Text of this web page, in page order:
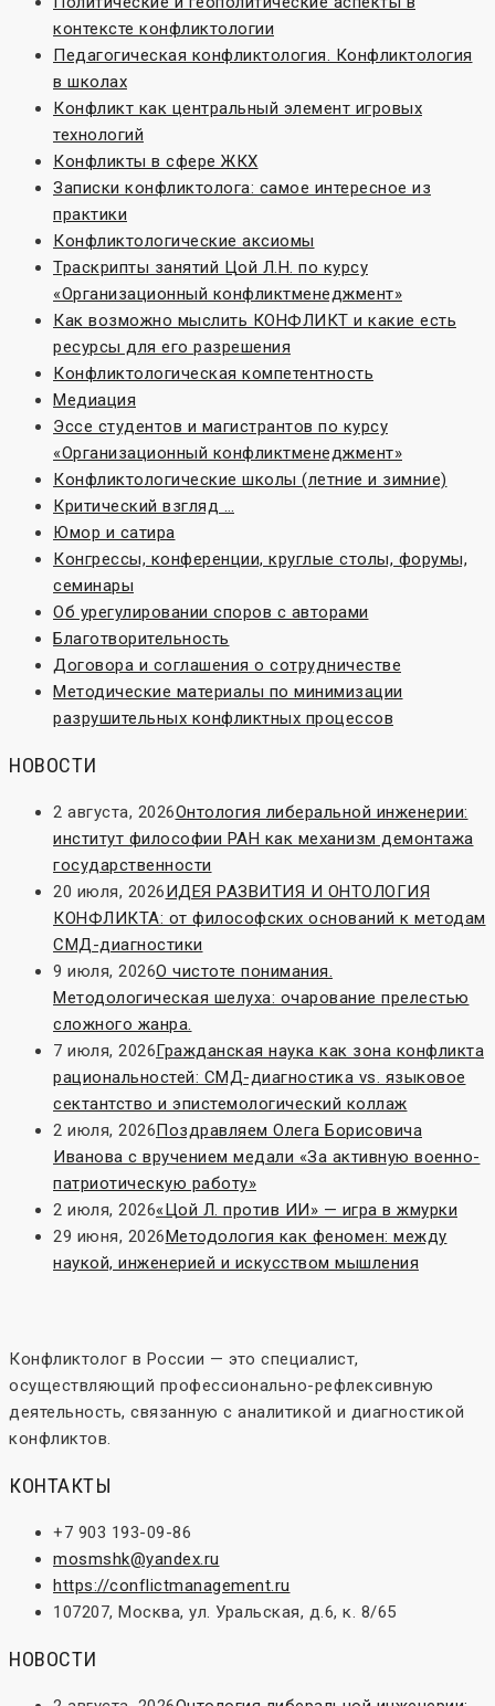
контексте конфликтологии
Педагогическая конфликтология. Конфликтология
в школах
Конфликт как центральный элемент игровых
технологий
Конфликты в сфере ЖКХ
Записки конфликтолога: самое интересное из
практики
Конфликтологические аксиомы
Траскрипты занятий Цой Л.Н. по курсу
«Организационный конфликтменеджмент»
Как возможно мыслить КОНФЛИКТ и какие есть
ресурсы для его разрешения
Конфликтологическая компетентность
Медиация
Эссе студентов и магистрантов по курсу
«Организационный конфликтменеджмент»
Конфликтологические школы (летние и зимние)
Критический взгляд …
Юмор и сатира
Конгрессы, конференции, круглые столы, форумы,
семинары
Об урегулировании споров с авторами
Благотворительность
Договора и соглашения о сотрудничестве
Методические материалы по минимизации
разрушительных конфликтных процессов
НОВОСТИ
2 августа, 2026Онтология либеральной инженерии:
институт философии РАН как механизм демонтажа
государственности
20 июля, 2026ИДЕЯ РАЗВИТИЯ И ОНТОЛОГИЯ
КОНФЛИКТА: от философских оснований к методам
СМД-диагностики
9 июля, 2026О чистоте понимания.
Методологическая шелуха: очарование прелестью
сложного жанра.
7 июля, 2026Гражданская наука как зона конфликта
рациональностей: СМД-диагностика vs. языковое
сектантство и эпистемологический коллаж
2 июля, 2026Поздравляем Олега Борисовича
Иванова с вручением медали «За активную военно-
патриотическую работу»
2 июля, 2026«Цой Л. против ИИ» — игра в жмурки
29 июня, 2026Методология как феномен: между
наукой, инженерией и искусством мышления
Конфликтолог в России — это специалист,
осуществляющий профессионально-рефлексивную
деятельность, связанную с аналитикой и диагностикой
конфликтов.
КОНТАКТЫ
+7 903 193-09-86
mosmshk@yandex.ru
https://conflictmanagement.ru
107207, Москва, ул. Уральская, д.6, к. 8/65
НОВОСТИ